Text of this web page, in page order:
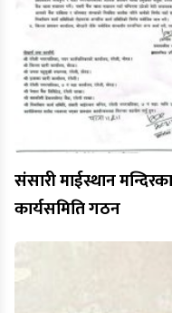
संसारी माईस्थान
कार्यसमिति गठन